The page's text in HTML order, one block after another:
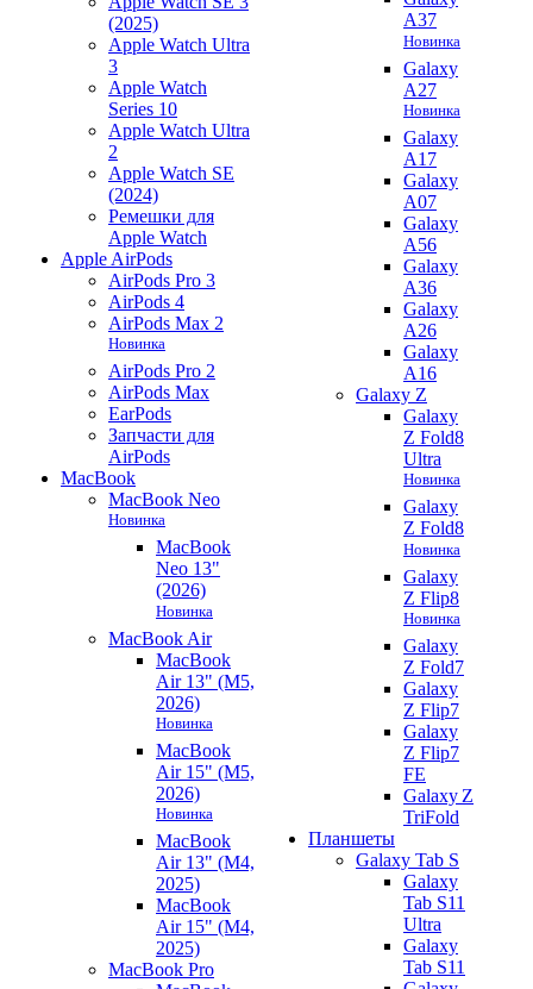
(2025)
Apple Watch Ultra
3
Apple Watch
Series 10
Apple Watch Ultra
2
Apple Watch SE
(2024)
Ремешки для
Apple Watch
Apple AirPods
AirPods Pro 3
AirPods 4
AirPods Max 2
Новинка
AirPods Pro 2
AirPods Max
EarPods
Запчасти для
AirPods
MacBook
MacBook Neo
Новинка
MacBook
Neo 13"
(2026)
Новинка
MacBook Air
MacBook
Air 13" (M5,
2026)
Новинка
MacBook
Air 15" (M5,
2026)
Новинка
MacBook
Air 13" (M4,
2025)
MacBook
Air 15" (M4,
2025)
MacBook Pro
A37
Новинка
Galaxy
A27
Новинка
Galaxy
A17
Galaxy
A07
Galaxy
A56
Galaxy
A36
Galaxy
A26
Galaxy
A16
Galaxy Z
Galaxy
Z Fold8
Ultra
Новинка
Galaxy
Z Fold8
Новинка
Galaxy
Z Flip8
Новинка
Galaxy
Z Fold7
Galaxy
Z Flip7
Galaxy
Z Flip7
FE
Galaxy Z
TriFold
Планшеты
Galaxy Tab S
Galaxy
Tab S11
Ultra
Galaxy
Tab S11